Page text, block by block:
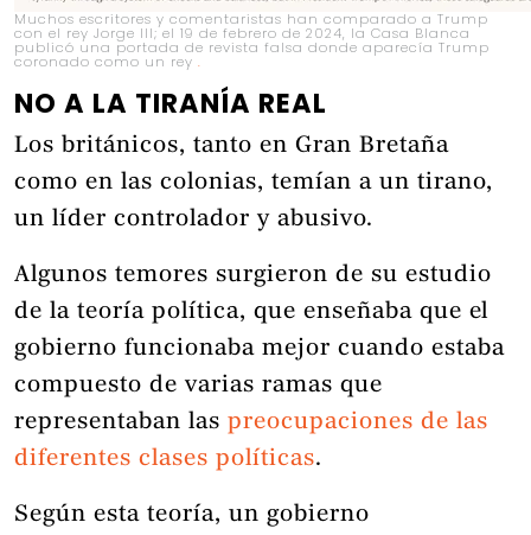
Muchos escritores y comentaristas han comparado a Trump
con el rey Jorge III; el 19 de febrero de 2024, la Casa Blanca
publicó una portada de revista falsa donde aparecía Trump
coronado como un rey .
NO A LA TIRANÍA REAL
Los británicos, tanto en Gran Bretaña
como en las colonias, temían a un tirano,
un líder controlador y abusivo.
Algunos temores surgieron de su estudio
de la teoría política, que enseñaba que el
gobierno funcionaba mejor cuando estaba
compuesto de varias ramas que
representaban las preocupaciones de las
diferentes clases políticas.
Según esta teoría, un gobierno